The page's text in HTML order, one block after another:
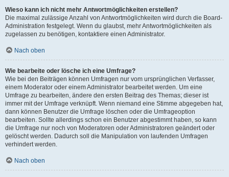
Wieso kann ich nicht mehr Antwortmöglichkeiten erstellen?
Die maximal zulässige Anzahl von Antwortmöglichkeiten wird durch die Board-
Administration festgelegt. Wenn du glaubst, mehr Antwortmöglichkeiten als
zugelassen zu benötigen, kontaktiere einen Administrator.
Nach oben
Wie bearbeite oder lösche ich eine Umfrage?
Wie bei den Beiträgen können Umfragen nur vom ursprünglichen Verfasser,
einem Moderator oder einem Administrator bearbeitet werden. Um eine
Umfrage zu bearbeiten, ändere den ersten Beitrag des Themas; dieser ist
immer mit der Umfrage verknüpft. Wenn niemand eine Stimme abgegeben hat,
dann können Benutzer die Umfrage löschen oder die Umfrageoption
bearbeiten. Sollte allerdings schon ein Benutzer abgestimmt haben, so kann
die Umfrage nur noch von Moderatoren oder Administratoren geändert oder
gelöscht werden. Dadurch soll die Manipulation von laufenden Umfragen
verhindert werden.
Nach oben